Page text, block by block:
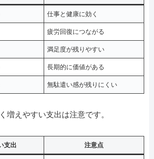
仕事と健康に効く
疲労回復につながる
満足度が残りやすい
長期的に価値がある
無駄遣い感が残りにくい
増えやすい支出は注意です。
支出 注意点